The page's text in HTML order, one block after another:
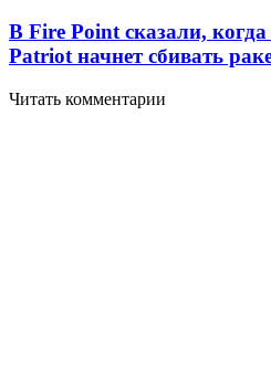
В Fire Point сказали,
Patriot начнет сбивать
Читать комментарии